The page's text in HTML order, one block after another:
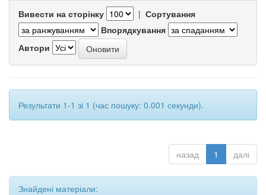
Вивести на сторінку | Сортування
Впорядкування
Автори
Результати 1-1 зі 1 (час пошуку: 0.001 секунди).
назад 1 далі
Знайдені матеріали: